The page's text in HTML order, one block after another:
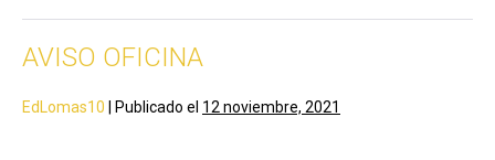
AVISO OFICINA
EdLomas10 Publicado el 12 noviembre, 2021